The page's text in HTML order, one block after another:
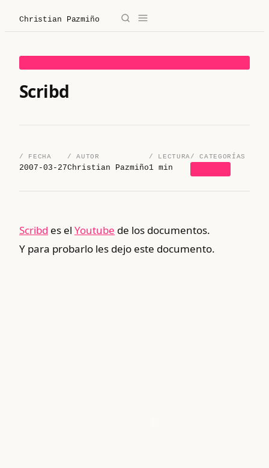
Christian Pazmiño
Christian Pazmiño
/
Blog
/ Sobre mí
/ Blog
Scribd
/ FECHA
2007-03-27
/ AUTOR
Christian Pazmiño
/ LECTURA
1 min
/ CATEGORÍAS
Scribd es el Youtube de los documentos.
Y para probarlo les dejo este documento.